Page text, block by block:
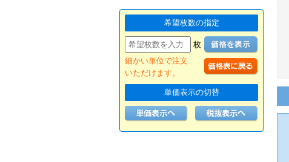
希望枚数の指定
枚
細かい単位で注文
いただけます。
単価表示の切替